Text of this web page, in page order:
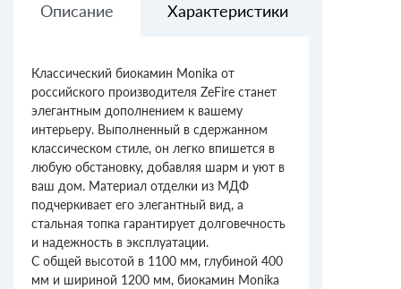
Описание Характеристики
Классический биокамин Monika от
российского производителя ZeFire станет
элегантным дополнением к вашему
интерьеру. Выполненный в сдержанном
классическом стиле, он легко впишется в
любую обстановку, добавляя шарм и уют в
ваш дом. Материал отделки из МДФ
подчеркивает его элегантный вид, а
стальная топка гарантирует долговечность
и надежность в эксплуатации.
С общей высотой в 1100 мм, глубиной 400
мм и шириной 1200 мм, биокамин Monika